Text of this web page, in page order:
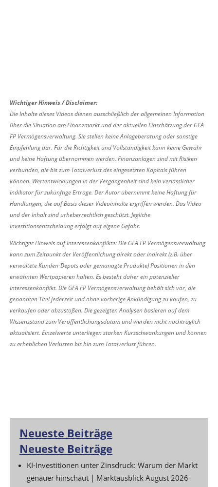
Wichtiger Hinweis / Disclaimer:
Die Inhalte dieses Videos dienen ausschließlich der allgemeinen Information
über die Situation am Finanzmarkt und der aktuellen Einschätzung der GFA
FP Vermögensverwaltung. Sie stellen keine Anlageberatung oder sonstige
Empfehlung dar. Für die Richtigkeit und Vollständigkeit kann keine Gewähr
und keine Haftung übernommen werden. Finanzanlagen sind mit Risiken
verbunden, die bis zum Totalverlust des eingesetzten Kapitals führen
können. Wertentwicklungen in der Vergangenheit sind kein verlässlicher
Indikator für zukünftige Erträge. Der Autor übernimmt keine Haftung für
Handlungen, die auf Basis dieser Videoinhalte ergriffen werden. Das Video
und der Inhalt sind urheberrechtlich geschützt. Jegliche
Investitionsentscheidung erfolgt auf eigene Gefahr.
Wichtiger Hinweis auf Interessenkonflikte: Die GFA FP Vermögensverwaltung
kann zum Zeitpunkt der Veröffentlichung direkt oder indirekt (z.B. über
verwaltete Kunden-Depots oder gemanagte Produkte) Positionen in den
erwähnten Wertpapieren halten. Es besteht daher ein potenzieller
Interessenkonflikt. Die GFA FP Vermögensverwaltung behält sich vor, die
genannten Titel jederzeit und ohne vorherige Ankündigung zu kaufen, zu
verkaufen oder abzustoßen. Die gezeigten Analysen basieren auf dem
Wissensstand zum Veröffentlichungsdatum und werden nicht nachträglich
aktualisiert. Einzelwerte unterliegen starken Kursschwankungen und können
zu erheblichen Verlusten bis hin zum Totalverlust führen.
Neueste Beiträge
Neueste Beiträge
KI-Investitionen unter Zinsdruck: Warum der Markt
genauer hinschaut | Marktausblick August 2026